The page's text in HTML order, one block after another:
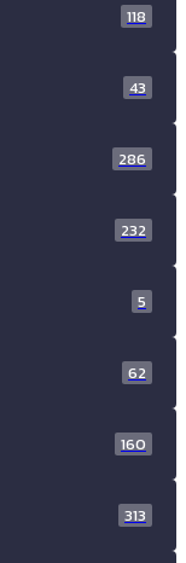
118
43
286
232
5
62
160
313